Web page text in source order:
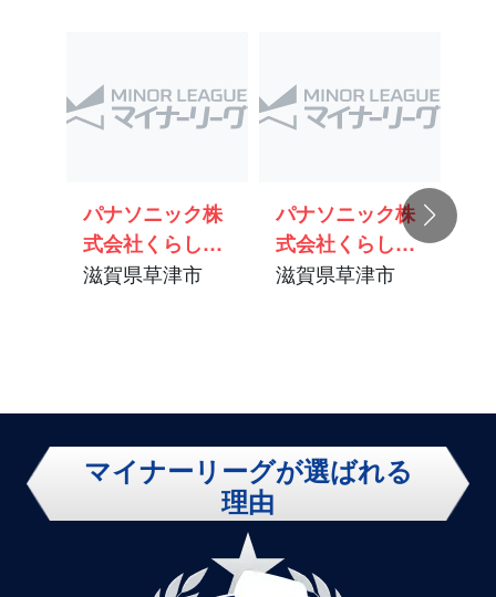
パナソニック株
式会社くらしア
プラインス社/管
滋賀県草津市
パナソニック株
式会社くらしア
プラインス
滋賀県草津市
マイナーリーグが選ばれる
理由